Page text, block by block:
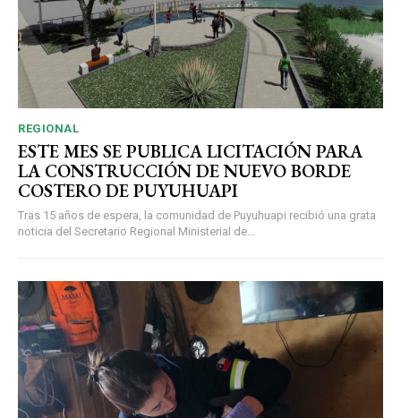
REGIONAL
ESTE MES SE PUBLICA LICITACIÓN PARA
LA CONSTRUCCIÓN DE NUEVO BORDE
COSTERO DE PUYUHUAPI
Tras 15 años de espera, la comunidad de Puyuhuapi recibió una grata
noticia del Secretario Regional Ministerial de...